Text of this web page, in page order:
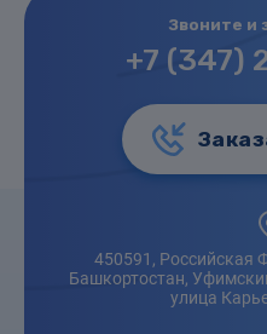
Звоните и
+7 (347)
450591, Российская
Башкортостан,
улица